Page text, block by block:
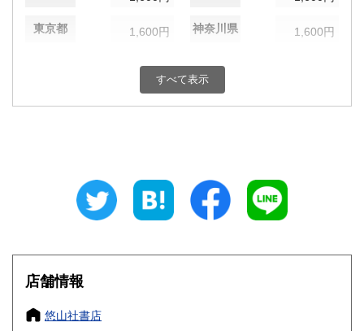
東京都 1,600円 神奈川県 1,600円
1,600円 富山県
1,600円 三重県
大阪府
奈良県
すべて表示
店舗情報
悠山社書店